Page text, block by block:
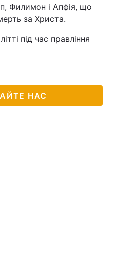
Филимон і Апфія, що
за Христа.
під час правління
НАС